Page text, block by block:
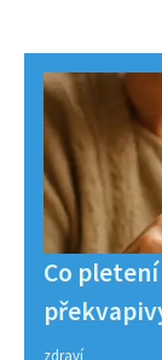
Co
zdraví